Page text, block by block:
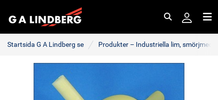
Startsida G A Lindberg se Produkter – Industriella lim,